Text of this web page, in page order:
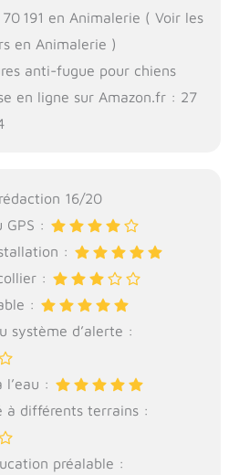
70 191 en Animalerie ( Voir les
en Animalerie )
anti-fugue pour chiens
en ligne sur Amazon.fr : 27
16/20
GPS :
:
:
:
système d’alerte :
l’eau :
à différents terrains :
préalable :